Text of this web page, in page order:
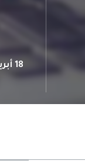
18 أبريل 2027 : 29 أبريل 2027